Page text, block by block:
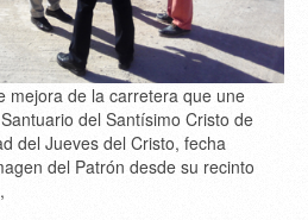
mejora de la carretera que une
del Santísimo Cristo de
del Jueves del Cristo, fecha
del Patrón desde su recinto